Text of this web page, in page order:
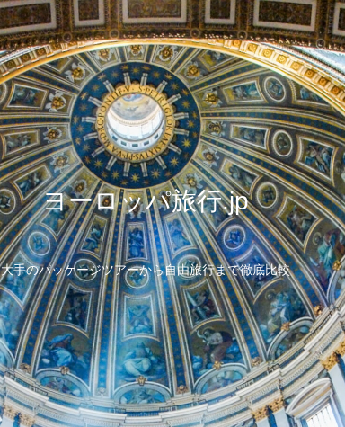
ヨーロッパ旅行.jp
大手のパッケージツアーから自由旅行まで徹底比較